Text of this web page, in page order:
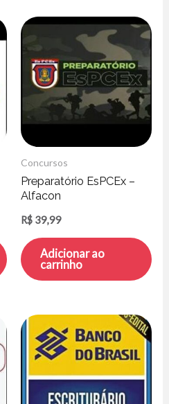
Concursos
Preparatório EsPCEx –
Alfacon
R$ 39,99
Adicionar ao
carrinho